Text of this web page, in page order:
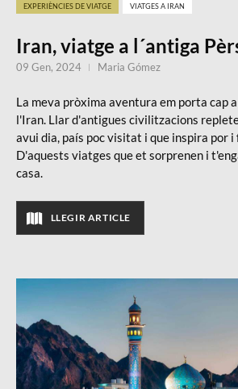
Iran, viatge a l´antiga
EXPERIÈNCIES DE VIATGE VIATGES A IRAN
La meva pròxima aventura em porta cap
l'Iran. Llar d'antigues civilitzacions
avui dia, país poc visitat i que inspira por i
D'aquests viatges que et sorprenen i
casa.
LLEGIR ARTICLE
09 Gen, 2024 Maria Gómez